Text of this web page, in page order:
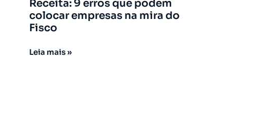
Receita: 9 erros que podem
colocar empresas na mira do
Fisco
Leia mais »